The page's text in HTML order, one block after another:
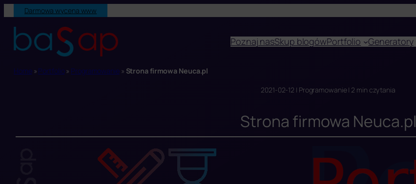
Przejdź
treści
Darmowa wycena www
Poznaj nasSkup blogówPortfolio Generatory
Home» Portfolio» Programowanie» Strona firmowa Neuca.pl
2021-02-12 | Programowanie | 2 min czytania
Strona firmowa Neuca.pl